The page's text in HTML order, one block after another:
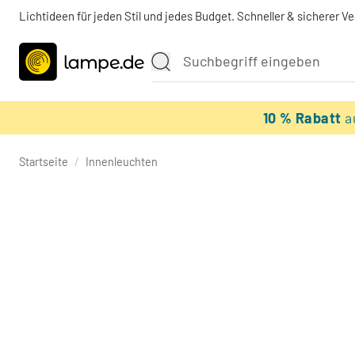
Lichtideen für jeden Stil und jedes Budget. Schneller & sicherer
10 % Rabatt
Startseite / Innenleuchten